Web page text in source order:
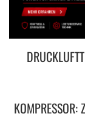
KOMPRESSOR: